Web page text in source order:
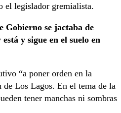
el legislador gremialista.
Gobierno se jactaba de
y sigue en el suelo en
“a poner orden en la
Los Lagos. En el tema de la
tener manchas ni sombras